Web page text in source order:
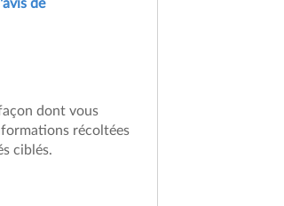
l'avis de
dont vous
récoltées
ciblés.